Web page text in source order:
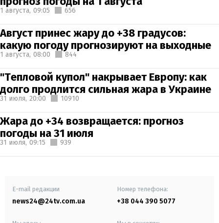
1 августа, 09:05 656
Август принес жару до +38 градусов:
какую погоду прогнозируют на выходные
1 августа, 08:00 844
"Тепловой купол" накрывает Европу: как
долго продлится сильная жара в Украине
31 июля, 20:00 10910
Жара до +34 возвращается: прогноз
погоды на 31 июля
31 июля, 09:15 939
E-mail редакции
news24@24tv.com.ua
Номер телефона:
+38 044 390 5077